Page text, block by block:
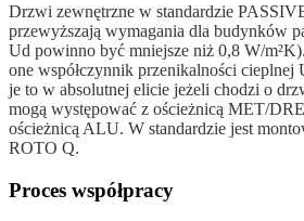
Drzwi zewnętrzne w standardzie
przewyższają wymagania dla budynków
Ud powinno być mniejsze niż 0,8 W/
one współczynnik przenikalności cieplnej
je to w absolutnej elicie jeżeli chodzi o
mogą występować z ościeżnicą MET/
ościeżnicą ALU. W standardzie jest
ROTO Q.
Proces współpracy